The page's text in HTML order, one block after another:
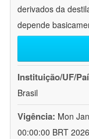
derivados da
depende
Instituição/UF/
Brasil
Vigência: Mon
00:00:00 BRT 2026